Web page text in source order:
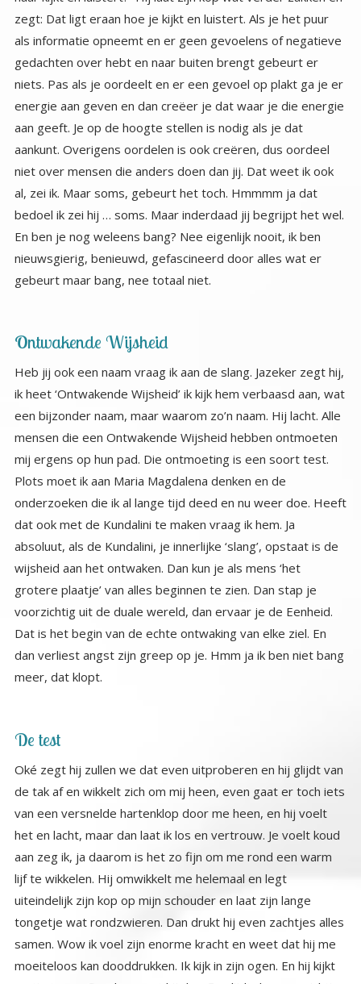
gebeurt maar bang, nee totaal niet.
Ontwakende Wijsheid
Heb jij ook een naam vraag ik aan de slang. Jazeker zegt hij,
ik heet ‘Ontwakende Wijsheid’ ik kijk hem verbaasd aan, wat
een bijzonder naam, maar waarom zo’n naam. Hij lacht. Alle
mensen die een Ontwakende Wijsheid hebben ontmoeten
mij ergens op hun pad. Die ontmoeting is een soort test.
Plots moet ik aan Maria Magdalena denken en de
onderzoeken die ik al lange tijd deed en nu weer doe. Heeft
dat ook met de Kundalini te maken vraag ik hem. Ja
absoluut, als de Kundalini, je innerlijke ‘slang’, opstaat is de
wijsheid aan het ontwaken. Dan kun je als mens ‘het
grotere plaatje’ van alles beginnen te zien. Dan stap je
voorzichtig uit de duale wereld, dan ervaar je de Eenheid.
Dat is het begin van de echte ontwaking van elke ziel. En
dan verliest angst zijn greep op je. Hmm ja ik ben niet bang
meer, dat klopt.
De test
Oké zegt hij zullen we dat even uitproberen en hij glijdt van
de tak af en wikkelt zich om mij heen, even gaat er toch iets
van een versnelde hartenklop door me heen, en hij voelt
het en lacht, maar dan laat ik los en vertrouw. Je voelt koud
aan zeg ik, ja daarom is het zo fijn om me rond een warm
lijf te wikkelen. Hij omwikkelt me helemaal en legt
uiteindelijk zijn kop op mijn schouder en laat zijn lange
tongetje wat rondzwieren. Dan drukt hij even zachtjes alles
samen. Wow ik voel zijn enorme kracht en weet dat hij me
moeiteloos kan dooddrukken. Ik kijk in zijn ogen. En hij kijkt
rustig terug. Goed zo zegt hij dan. En glijdt dan voorzichtig
weer van mijn lichaam af. Dank je wel voor deze ontmoeting
zeg ik en tot de volgende keer, o ja en ik vind je naam
prachtig… hij hangt alweer aan de tak en beweegt zijn